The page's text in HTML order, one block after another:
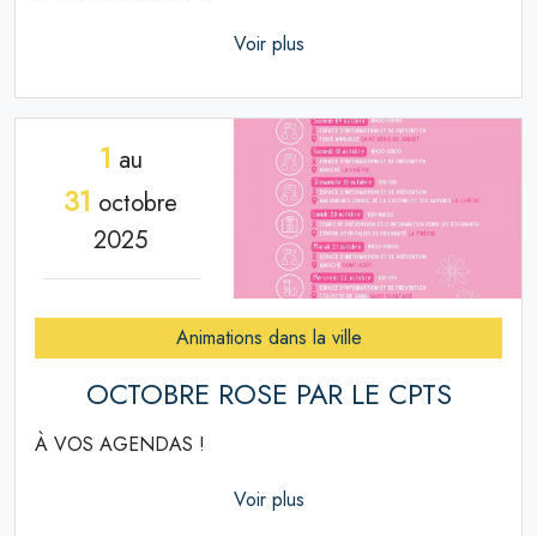
Voir plus
1 au
31 octobre
2025
Animations dans la ville
OCTOBRE ROSE PAR LE CPTS
À VOS AGENDAS !
Voir plus